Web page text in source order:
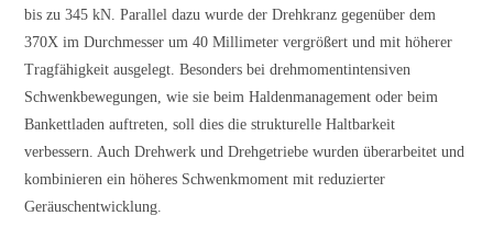
bis zu 345 kN. Parallel dazu wurde der Drehkranz gegenüber dem
370X im Durchmesser um 40 Millimeter vergrößert und mit höherer
Tragfähigkeit ausgelegt. Besonders bei drehmomentintensiven
Schwenkbewegungen, wie sie beim Haldenmanagement oder beim
Bankettladen auftreten, soll dies die strukturelle Haltbarkeit
verbessern. Auch Drehwerk und Drehgetriebe wurden überarbeitet und
kombinieren ein höheres Schwenkmoment mit reduzierter
Geräuschentwicklung.